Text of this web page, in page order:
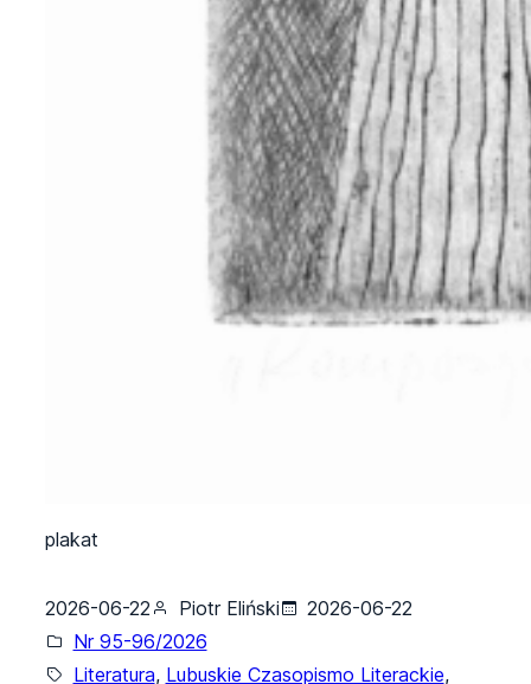
plakat
2026-06-22 Piotr Eliński
2026-06-22
Nr 95-96/2026
Literatura, Lubuskie Czasopismo Literackie,